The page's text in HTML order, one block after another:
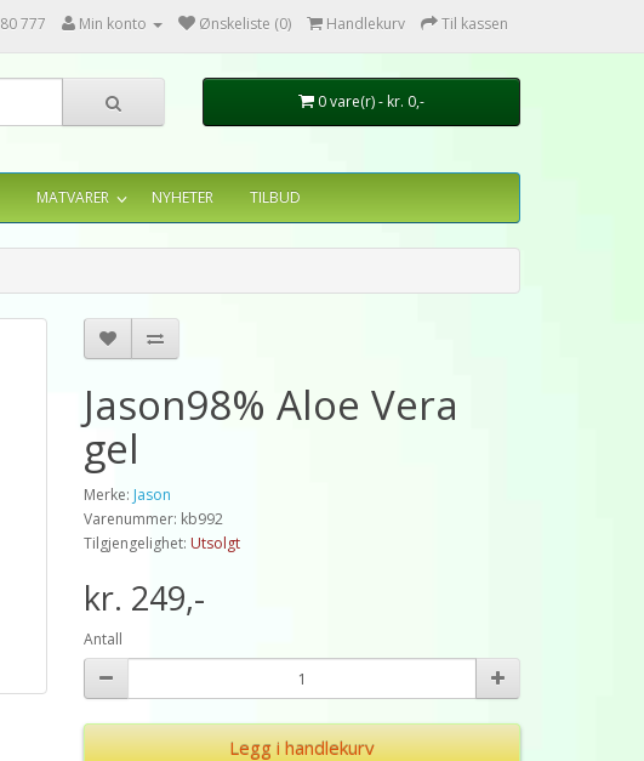
777 Min konto Ønskeliste (0) Handlekurv Til kassen
0 vare(r) - kr. 0,-
MATVARER NYHETER TILBUD
Jason98% Aloe Vera
gel
Merke: Jason
Varenummer: kb992
Tilgjengelighet: Utsolgt
kr. 249,-
Antall
Legg i handlekurv